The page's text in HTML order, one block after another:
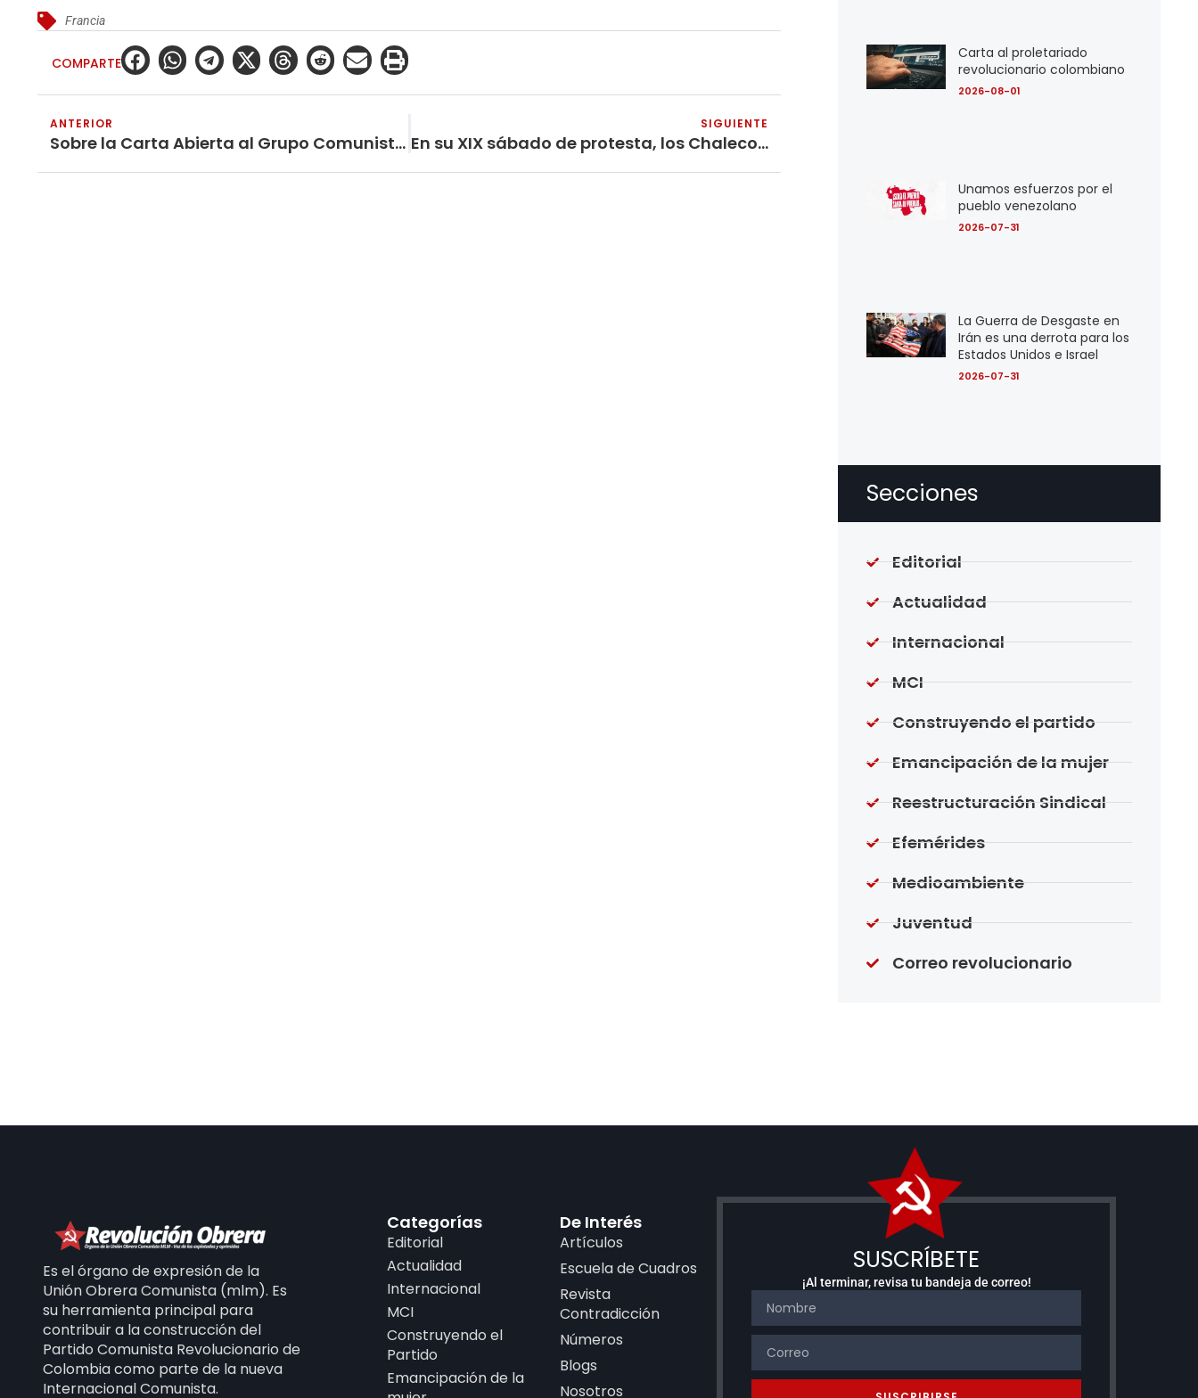
Francia
COMPARTE
ANTERIOR
Sobre la Carta Abierta al Grupo Comunista Revolucionario de Colombia
SIGUIENTE
En su XIX sábado de protesta, los Chalecos Amarillos vuelven a las calles
Carta al proletariado
revolucionario colombiano
2026-08-01
Unamos esfuerzos por el
pueblo venezolano
2026-07-31
La Guerra de Desgaste en
Irán es una derrota para los
Estados Unidos e Israel
2026-07-31
Secciones
Editorial
Actualidad
Internacional
MCI
Construyendo el partido
Emancipación de la mujer
Reestructuración Sindical
Efemérides
Medioambiente
Juventud
Correo revolucionario
Es el órgano de expresión de la
Unión Obrera Comunista (mlm). Es
su herramienta principal para
contribuir a la construcción del
Partido Comunista Revolucionario de
Colombia como parte de la nueva
Internacional Comunista.
Categorías
Editorial
Actualidad
Internacional
MCI
Construyendo el
Partido
Emancipación de la
De Interés
Artículos
Escuela de Cuadros
Revista
Contradicción
Números
Blogs
Nosotros
SUSCRÍBETE
¡Al terminar, revisa tu bandeja de correo!